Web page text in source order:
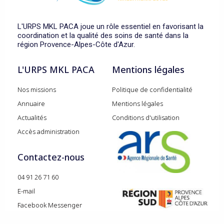
L'URPS MKL PACA joue un rôle essentiel en favorisant la
coordination et la qualité des soins de santé dans la
région Provence-Alpes-Côte d'Azur.
L'URPS MKL PACA
Nos missions
Annuaire
Actualités
Accès administration
Mentions légales
Politique de confidentialité
Mentions légales
Conditions d'utilisation
Contactez-nous
04 91 26 71 60
E-mail
Facebook Messenger